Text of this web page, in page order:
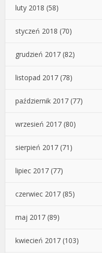
luty 2018 (58)
styczeń 2018 (70)
grudzień 2017 (82)
listopad 2017 (78)
październik 2017 (77)
wrzesień 2017 (80)
sierpień 2017 (71)
lipiec 2017 (77)
czerwiec 2017 (85)
maj 2017 (89)
kwiecień 2017 (103)